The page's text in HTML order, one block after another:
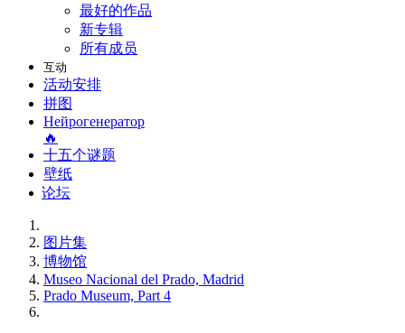
最好的作品
新专辑
所有成员
互动
活动安排
拼图
Нейрогенератор
🔥
十五个谜题
壁纸
论坛
图片集
博物馆
Museo Nacional del Prado, Madrid
Prado Museum, Part 4